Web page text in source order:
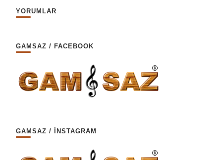
YORUMLAR
GAMSAZ / FACEBOOK
GAMSAZ / İNSTAGRAM